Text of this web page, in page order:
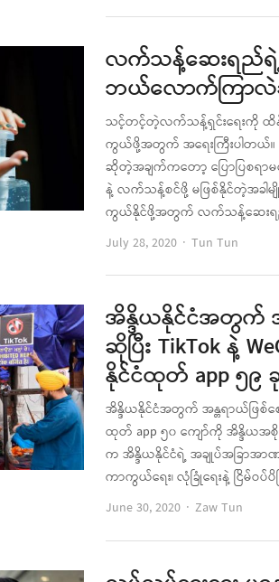
လက်သန့်ဆေးရည်
ဘယ်လောက်ကြာလဲ
သင့်တင့်တဲ့လက်သန့်ရှင်းရေးကို ထိန်
ကွယ်ဖို့အတွက် အရေးကြီးပါတယ်။
ဆိုတဲ့အချက်ကတော့ ပြောပြစရာမ
နဲ့ လက်သန့်စင်ဖို့ မဖြစ်နိုင်တဲ့အခါ
ကွယ်နိုင်ဖို့အတွက် လက်သန့်ဆေးရည်
July 28, 2020
Author
Tun Tun
အိန္ဒိယနိုင်ငံအတွက်
ဆိုပြီး TikTok နဲ့
နိုင်ငံထုတ် app ၅၉
အိန္ဒိယနိုင်ငံအတွက် အန္တရာယ်ဖြစ်
ထုတ် app ၅၀ ကျော်ကို အိန္ဒိယ
က အိန္ဒိယနိုင်ငံရဲ့ အချုပ်အခြာအ
ကာကွယ်ရေး၊ လုံခြုံရေးနဲ့ ငြိမ်ဝပ်ပိ
June 30, 2020
Author
Zaw Tun